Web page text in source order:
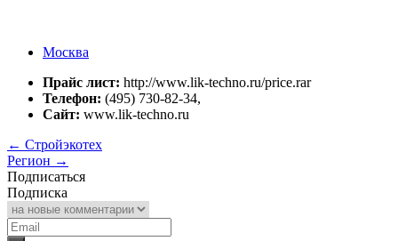
Москва
Прайс лист: http://www.lik-techno.ru/price.rar
Телефон: (495) 730-82-34,
Сайт: www.lik-techno.ru
← Стройэкотех
Регион →
Подписаться
Подписка